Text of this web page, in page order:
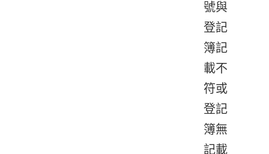
號與
登記
簿記
載不
符或
登記
簿無
記載